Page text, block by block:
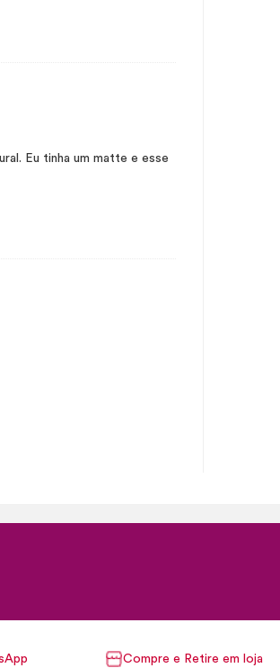
Eu tinha um matte e esse
Compre e Retire em loja